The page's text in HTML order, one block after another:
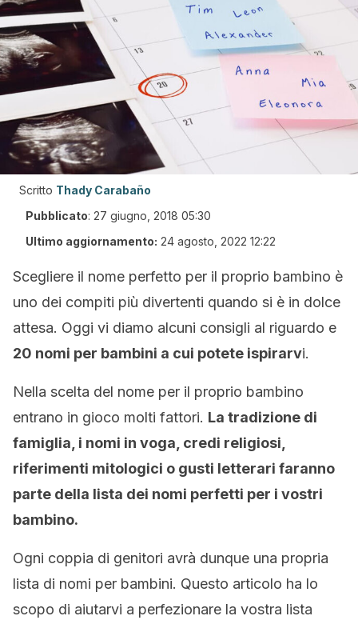
Scritto Thady Carabaño
Pubblicato: 27 giugno, 2018 05:30
Ultimo aggiornamento: 24 agosto, 2022 12:22
Scegliere il nome perfetto per il proprio bambino è
uno dei compiti più divertenti quando si è in dolce
attesa. Oggi vi diamo alcuni consigli al riguardo e
20 nomi per bambini a cui potete ispirarvi.
Nella scelta del nome per il proprio bambino
entrano in gioco molti fattori. La tradizione di
famiglia, i nomi in voga, credi religiosi,
riferimenti mitologici o gusti letterari faranno
parte della lista dei nomi perfetti per i vostri
bambino.
Ogni coppia di genitori avrà dunque una propria
lista di nomi per bambini. Questo articolo ha lo
scopo di aiutarvi a perfezionare la vostra lista